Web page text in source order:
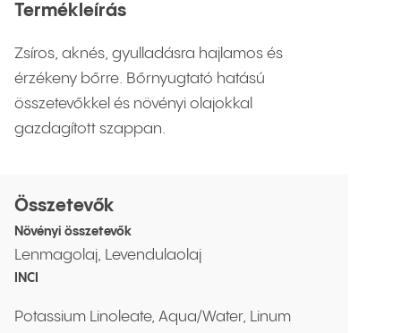
Termékleírás
Zsíros, aknés, gyulladásra hajlamos és
érzékeny bőrre. Bőrnyugtató hatású
összetevőkkel és növényi olajokkal
gazdagított szappan.
Összetevők
Növényi összetevők
Lenmagolaj, Levendulaolaj
INCI
Potassium Linoleate, Aqua/Water, Linum